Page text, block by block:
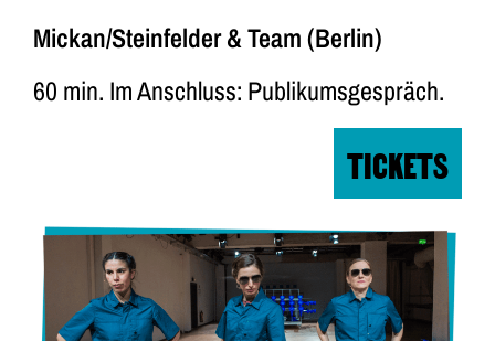
Mickan/Steinfelder & Team (Berlin)
60 min. Im Anschluss: Publikumsgespräch.
TICKETS